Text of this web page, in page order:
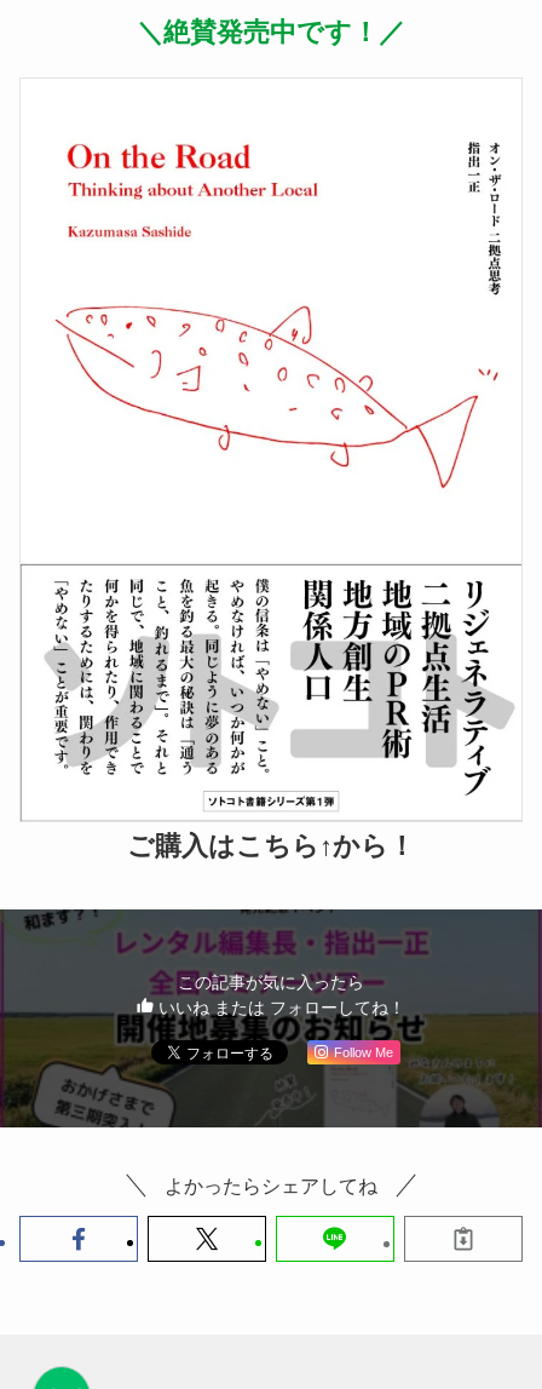
＼絶賛発売中です！／
ご購入はこちら↑から！
この記事が気に入ったら
いいね または フォローしてね！
Follow Me
よかったらシェアしてね